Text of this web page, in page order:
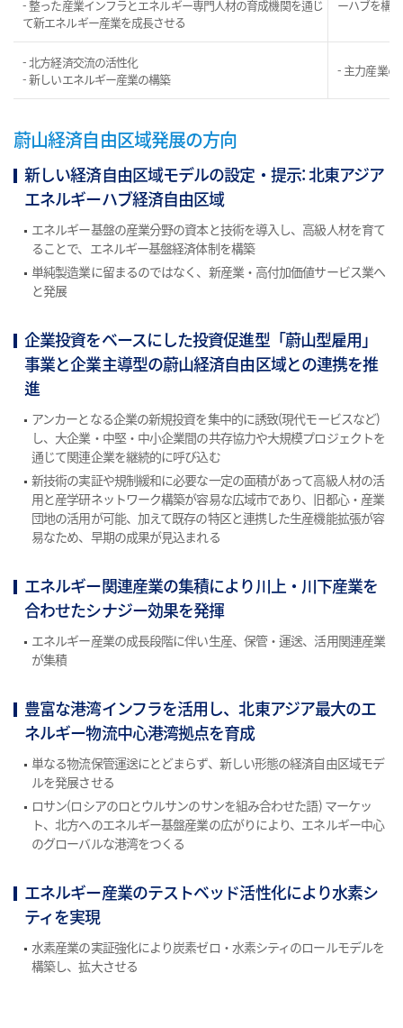
- 整った産業インフラとエネルギー専門人材の育成機関を通じ
て新エネルギー産業を成長させる
ーハブを構築
- 北方経済交流の活性化
- 新しいエネルギー産業の構築
- 主力産業の
蔚山経済自由区域発展の方向
新しい経済自由区域モデルの設定・提示: 北東アジア
エネルギーハブ経済自由区域
エネルギー基盤の産業分野の資本と技術を導入し、高級人材を育て
ることで、エネルギー基盤経済体制を構築
単純製造業に留まるのではなく、新産業・高付加価値サービス業へ
と発展
企業投資をベースにした投資促進型「蔚山型雇用」
事業と企業主導型の蔚山経済自由区域との連携を推
進
アンカーとなる企業の新規投資を集中的に誘致(現代モービスなど)
し、大企業・中堅・中小企業間の共存協力や大規模プロジェクトを
通じて関連企業を継続的に呼び込む
新技術の実証や規制緩和に必要な一定の面積があって高級人材の活
用と産学研ネットワーク構築が容易な広域市であり、旧都心・産業
団地の活用が可能、加えて既存の特区と連携した生産機能拡張が容
易なため、早期の成果が見込まれる
エネルギー関連産業の集積により川上・川下産業を
合わせたシナジー効果を発揮
エネルギー産業の成長段階に伴い生産、保管・運送、活用関連産業
が集積
豊富な港湾インフラを活用し、北東アジア最大のエ
ネルギー物流中心港湾拠点を育成
単なる物流保管運送にとどまらず、新しい形態の経済自由区域モデ
ルを発展させる
ロサン(ロシアのロとウルサンのサンを組み合わせた語) マーケッ
ト、北方へのエネルギー基盤産業の広がりにより、エネルギー中心
のグローバルな港湾をつくる
エネルギー産業のテストベッド活性化により水素シ
ティを実現
水素産業の実証強化により炭素ゼロ・水素シティのロールモデルを
構築し、拡大させる